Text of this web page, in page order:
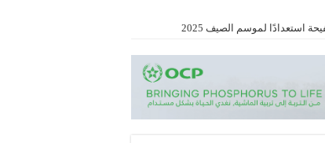
استعدادًا لموسم الصيف 2025